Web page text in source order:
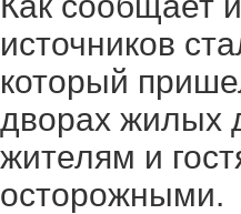
источников
который
дворах жилых
жителям и
осторожными.